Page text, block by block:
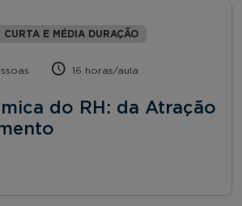
CURTA E MÉDIA DURAÇÃO
16 horas/aula
do RH: da Atração